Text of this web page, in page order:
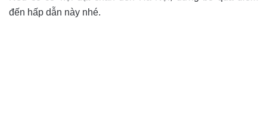
đến hấp dẫn này nhé.